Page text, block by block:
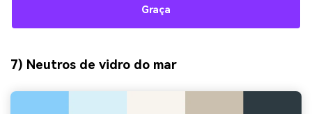
Graça
7) Neutros de vidro do mar